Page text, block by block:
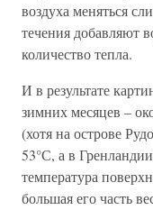
воздуха меняться
течения добавляют
количество тепла.
И в результате
зимних месяцев –
(хотя на острове
53°С, а в
температура
большая его часть